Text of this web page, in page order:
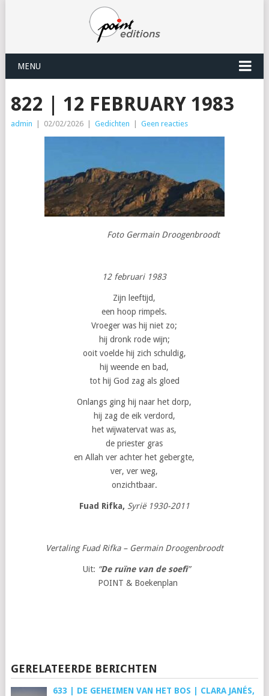
MENU
822 | 12 FEBRUARY 1983
admin 02/02/2026 Gedichten Geen reacties
Foto Germain Droogenbroodt
12 februari 1983
Zijn leeftijd,
een hoop rimpels.
Vroeger was hij niet zo;
hij dronk rode wijn;
ooit voelde hij zich schuldig,
hij weende en bad,
tot hij God zag als gloed
Onlangs ging hij naar het dorp,
hij zag de eik verdord,
het wijwatervat was as,
de priester gras
en Allah ver achter het gebergte,
ver, ver weg,
onzichtbaar.
Fuad Rifka, Syrië 1930-2011
Vertaling Fuad Rifka – Germain Droogenbroodt
Uit: “De ruïne van de soefi”
POINT & Boekenplan
GERELATEERDE BERICHTEN
633 | DE GEHEIMEN VAN HET BOS | CLARA JANÉS,